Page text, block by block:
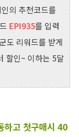
의 추천코드를
EPI935를 입력
도 리워드를 받게
할인~ 이하는 5달
하고 첫구매시 40